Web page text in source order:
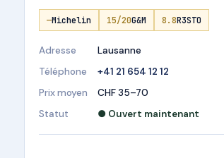
—Michelin 15/20G&M 8.8R3STO
Adresse
Lausanne
Téléphone
+41 21 654 12 12
Prix moyen
CHF 35–70
Statut
● Ouvert maintenant